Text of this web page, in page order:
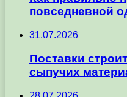
повседневной
31.07.2026
Поставки
сыпучих